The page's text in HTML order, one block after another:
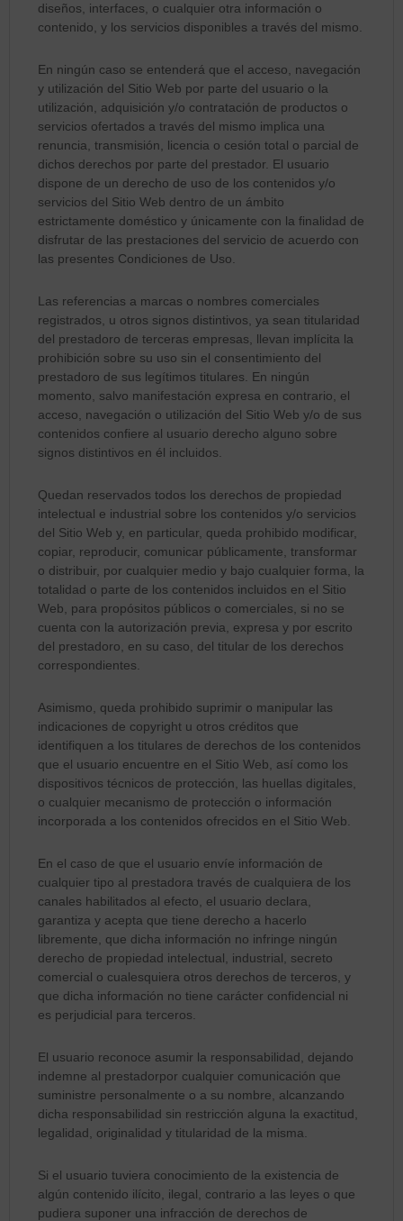
diseños, interfaces, o cualquier otra información o
contenido, y los servicios disponibles a través del mismo.
En ningún caso se entenderá que el acceso, navegación
y utilización del Sitio Web por parte del usuario o la
utilización, adquisición y/o contratación de productos o
servicios ofertados a través del mismo implica una
renuncia, transmisión, licencia o cesión total o parcial de
dichos derechos por parte del prestador. El usuario
dispone de un derecho de uso de los contenidos y/o
servicios del Sitio Web dentro de un ámbito
estrictamente doméstico y únicamente con la finalidad de
disfrutar de las prestaciones del servicio de acuerdo con
las presentes Condiciones de Uso.
Las referencias a marcas o nombres comerciales
registrados, u otros signos distintivos, ya sean titularidad
del prestadoro de terceras empresas, llevan implícita la
prohibición sobre su uso sin el consentimiento del
prestadoro de sus legítimos titulares. En ningún
momento, salvo manifestación expresa en contrario, el
acceso, navegación o utilización del Sitio Web y/o de sus
contenidos confiere al usuario derecho alguno sobre
signos distintivos en él incluidos.
Quedan reservados todos los derechos de propiedad
intelectual e industrial sobre los contenidos y/o servicios
del Sitio Web y, en particular, queda prohibido modificar,
copiar, reproducir, comunicar públicamente, transformar
o distribuir, por cualquier medio y bajo cualquier forma, la
totalidad o parte de los contenidos incluidos en el Sitio
Web, para propósitos públicos o comerciales, si no se
cuenta con la autorización previa, expresa y por escrito
del prestadoro, en su caso, del titular de los derechos
correspondientes.
Asimismo, queda prohibido suprimir o manipular las
indicaciones de copyright u otros créditos que
identifiquen a los titulares de derechos de los contenidos
que el usuario encuentre en el Sitio Web, así como los
dispositivos técnicos de protección, las huellas digitales,
o cualquier mecanismo de protección o información
incorporada a los contenidos ofrecidos en el Sitio Web.
En el caso de que el usuario envíe información de
cualquier tipo al prestadora través de cualquiera de los
canales habilitados al efecto, el usuario declara,
garantiza y acepta que tiene derecho a hacerlo
libremente, que dicha información no infringe ningún
derecho de propiedad intelectual, industrial, secreto
comercial o cualesquiera otros derechos de terceros, y
que dicha información no tiene carácter confidencial ni
es perjudicial para terceros.
El usuario reconoce asumir la responsabilidad, dejando
indemne al prestadorpor cualquier comunicación que
suministre personalmente o a su nombre, alcanzando
dicha responsabilidad sin restricción alguna la exactitud,
legalidad, originalidad y titularidad de la misma.
Si el usuario tuviera conocimiento de la existencia de
algún contenido ilícito, ilegal, contrario a las leyes o que
pudiera suponer una infracción de derechos de